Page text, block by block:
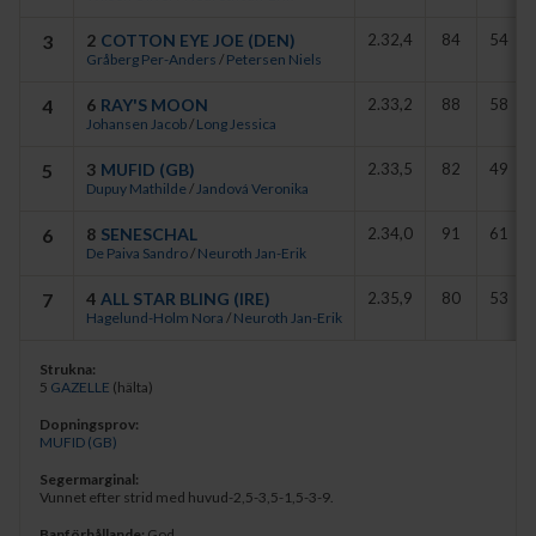
marginal.
främsta egenskap. Idag låg han med lite bättre i fältet och jag är
fyraåringen, som ägs av svenska Väsby Häst AB.
3 2 COTTON EYE JOE (DEN)
Gråberg Per-Anders / Petersen Niels
2.32,4 84 54
4 6 RAY'S MOON
Johansen Jacob / Long Jessica
2.33,2 88 58
5 3 MUFID (GB)
Dupuy Mathilde / Jandová Veronika
2.33,5 82 49
6 8 SENESCHAL
De Paiva Sandro / Neuroth Jan-Erik
2.34,0 91 61
7 4 ALL STAR BLING (IRE)
Hagelund-Holm Nora / Neuroth Jan-Erik
2.35,9 80 53
Strukna:
5 GAZELLE (hälta)
Dopningsprov:
MUFID (GB)
Segermarginal:
Vunnet efter strid med huvud-2,5-3,5-1,5-3-9.